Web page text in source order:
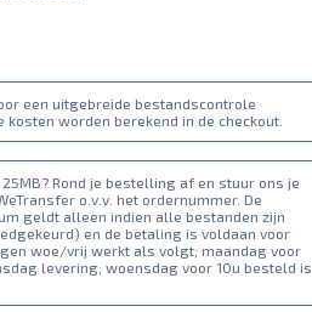
een uitgebreide bestandscontrole
kosten worden berekend in de checkout.
Rond je bestelling af en stuur ons je
o.v.v. het ordernummer. De
geldt alleen indien alle bestanden zijn
en de betaling is voldaan voor
woe/vrij werkt als volgt; maandag voor
levering, woensdag voor 10u besteld is